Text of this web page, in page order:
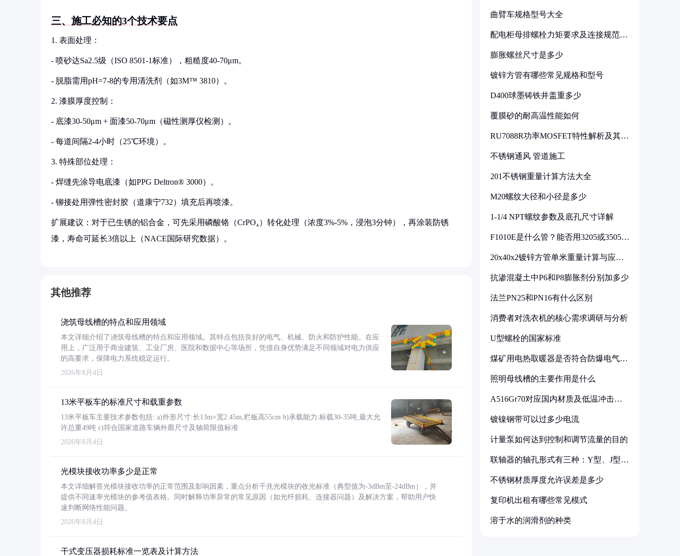
三、施工必知的3个技术要点
1. 表面处理：
- 喷砂达Sa2.5级（ISO 8501-1标准），粗糙度40-70μm。
- 脱脂需用pH=7-8的专用清洗剂（如3M™ 3810）。
2. 漆膜厚度控制：
- 底漆30-50μm + 面漆50-70μm（磁性测厚仪检测）。
- 每道间隔2-4小时（25℃环境）。
3. 特殊部位处理：
- 焊缝先涂导电底漆（如PPG Deltron® 3000）。
- 铆接处用弹性密封胶（道康宁732）填充后再喷漆。
扩展建议：对于已生锈的铝合金，可先采用磷酸铬（CrPO₄）转化处理（浓度3%-5%，浸泡3分钟），再涂装防锈
漆，寿命可延长3倍以上（NACE国际研究数据）。
其他推荐
浇筑母线槽的特点和应用领域
本文详细介绍了浇筑母线槽的特点和应用领域。其特点包括良好的电气、机械、防火和防护性能。在应
用上，广泛用于商业建筑、工业厂房、医院和数据中心等场所，凭借自身优势满足不同领域对电力供应
的高要求，保障电力系统稳定运行。
2026年8月4日
13米平板车的标准尺寸和载重参数
13米平板车主要技术参数包括: a)外形尺寸:长13m×宽2.45m,栏板高55cm b)承载能力:标载30-35吨,最大允
许总重49吨 c)符合国家道路车辆外廓尺寸及轴荷限值标准
2026年8月4日
光模块接收功率多少是正常
本文详细解答光模块接收功率的正常范围及影响因素，重点分析千兆光模块的收光标准（典型值为-3dBm至-24dBm），并
提供不同速率光模块的参考值表格。同时解释功率异常的常见原因（如光纤损耗、连接器问题）及解决方案，帮助用户快
速判断网络性能问题。
2026年8月4日
干式变压器损耗标准一览表及计算方法
曲臂车规格型号大全
配电柜母排螺栓力矩要求及连接规范详
膨胀螺丝尺寸是多少
镀锌方管有哪些常见规格和型号
D400球墨铸铁井盖重多少
覆膜砂的耐高温性能如何
RU7088R功率MOSFET特性解析及其在
不锈钢通风 管道施工
201不锈钢重量计算方法大全
M20螺纹大径和小径是多少
1-1/4 NPT螺纹参数及底孔尺寸详解
F1010E是什么管？能否用3205或3505代
20x40x2镀锌方管单米重量计算与应用
抗渗混凝土中P6和P8膨胀剂分别加多少
法兰PN25和PN16有什么区别
消费者对洗衣机的核心需求调研与分析
U型螺栓的国家标准
煤矿用电热取暖器是否符合防爆电气设
照明母线槽的主要作用是什么
A516Gr70对应国内材质及低温冲击要
镀镍钢带可以过多少电流
计量泵如何达到控制和调节流量的目的
联轴器的轴孔形式有三种：Y型、J型、
不锈钢材质厚度允许误差是多少
复印机出租有哪些常见模式
溶于水的润滑剂的种类